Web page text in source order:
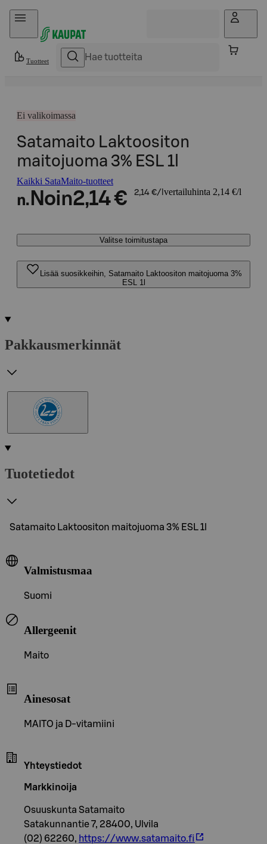
Hyppää sisältöön
Tuotteet
Ei valikoimassa
Satamaito Laktoositon
maitojuoma 3% ESL 1l
Kaikki SataMaito-tuotteet
n. Noin2,14 € 2,14 €/l vertailuhinta 2,14 €/l
Valitse toimitustapa
Lisää suosikkeihin, Satamaito Laktoositon maitojuoma 3%
ESL 1l
Pakkausmerkinnät
Tuotetiedot
Satamaito Laktoositon maitojuoma 3% ESL 1l
Valmistusmaa
Suomi
Allergeenit
Maito
Ainesosat
MAITO ja D-vitamiini
Yhteystiedot
Markkinoija
Osuuskunta Satamaito
Satakunnantie 7, 28400, Ulvila
(02) 62260, https://www.satamaito.fi